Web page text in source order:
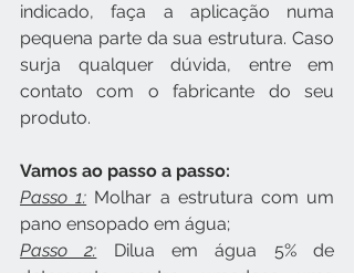
indicado, faça a aplicação numa
pequena parte da sua estrutura. Caso
surja qualquer dúvida, entre em
contato com o fabricante do seu
produto.
Vamos ao passo a passo:
Passo 1: Molhar a estrutura com um
pano ensopado em água;
Passo 2: Dilua em água 5% de